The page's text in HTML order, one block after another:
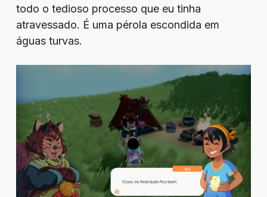
todo o tedioso processo que eu tinha
atravessado. É uma pérola escondida em
águas turvas.